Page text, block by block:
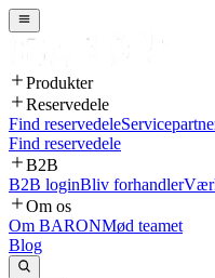
Produkter
Reservedele
Find reservedele
Find reservedele
B2B
B2B loginBliv forhandler
Om os
Om BARONMød teamet
Blog